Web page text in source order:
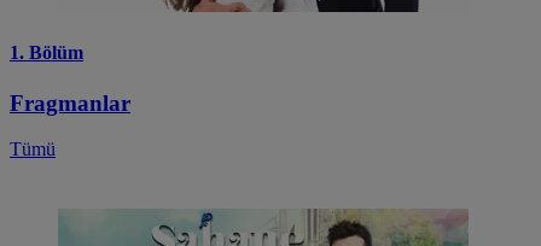
1. Bölüm
Fragmanlar
Tümü